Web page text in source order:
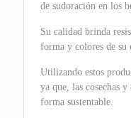
de sudoración en los
Su calidad brinda
forma y colores de su
Utilizando estos
ya que, las cosechas
forma sustentable.